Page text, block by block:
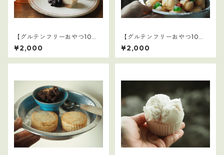
【グルテンフリーおやつ10
選】5
¥2,000
【グルテンフリーおやつ10
選】3
¥2,000